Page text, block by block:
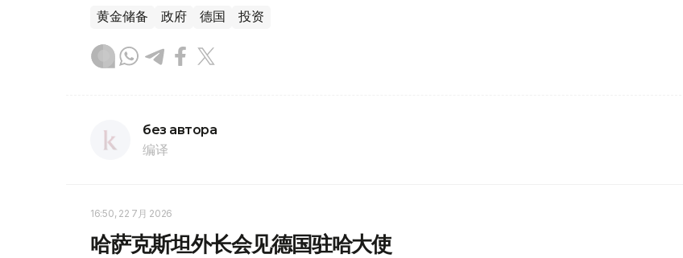
黄金储备 政府 德国 投资
без автора
编译
16:50, 22 7月 2026
哈萨克斯坦外长会见德国驻哈大使